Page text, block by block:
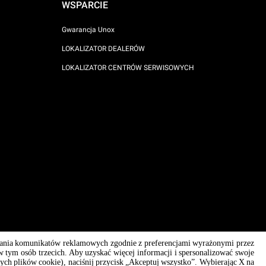
WSPARCIE
Gwarancja Unox
LOKALIZATOR DEALERÓW
LOKALIZATOR CENTRÓW SERWISOWYCH
AI Content Disclaimer Privacy policy Cookie policy
komunikatów reklamowych zgodnie z preferencjami wyrażonymi przez
osób trzecich. Aby uzyskać więcej informacji i spersonalizować swoje
plików cookie), naciśnij przycisk „Akceptuj wszystko”. Wybierając X na